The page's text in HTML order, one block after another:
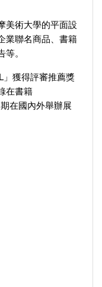
美術大學的平面設
業聯名商品、書籍
。
」獲得評審推薦獎
在書籍
在國內外舉辦展